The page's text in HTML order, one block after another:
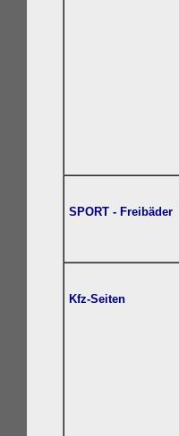
SPORT - Freibäder
Kfz-Seiten